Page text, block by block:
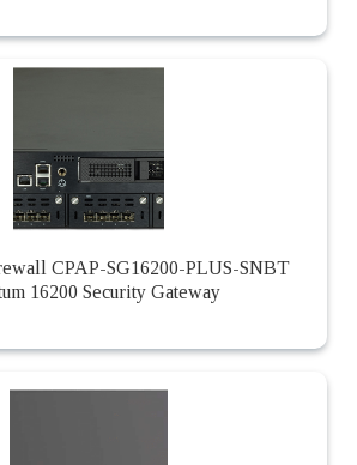
CPAP-SG16200-PLUS-SNBT
16200 Security Gateway